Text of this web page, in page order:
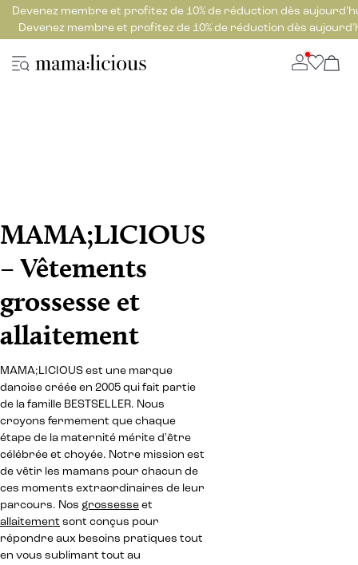
Devenez membre et profitez de 10% de réduction dès
Devenez membre et profitez de 10% de réduction dès
MAMA;LICIOUS
– Vêtements
grossesse et
allaitement
MAMA;LICIOUS est une marque
danoise créée en 2005 qui fait partie
de la famille BESTSELLER. Nous
croyons fermement que chaque
étape de la maternité mérite d'être
célébrée et choyée. Notre mission est
de vêtir les mamans pour chacun de
ces moments extraordinaires de leur
parcours. Nos grossesse et
allaitement sont conçus pour
répondre aux besoins pratiques tout
en vous sublimant tout au